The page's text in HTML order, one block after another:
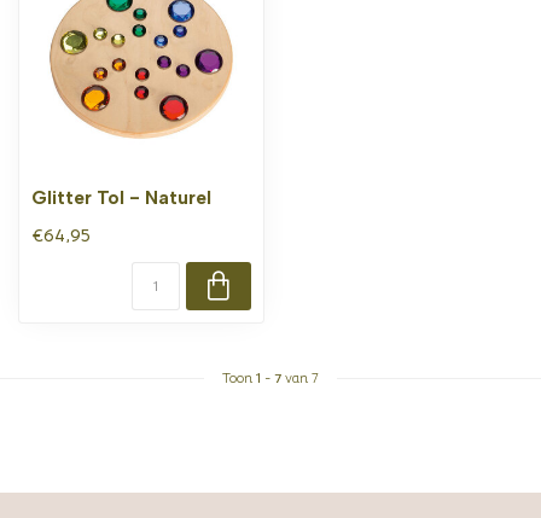
Glitter Tol - Naturel
€64,95
Toon 1 - 7 van 7